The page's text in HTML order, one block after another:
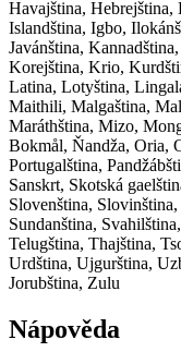
Havajština,
Islandština, Igbo,
Javánština,
Korejština, Krio,
Latina, Lotyština,
Maithili, Malgaština,
Maráthština, Mizo,
Bokmål, Ňandža, Oria,
Portugalština,
Sanskrt, Skotská
Slovenština,
Sundanština,
Telugština, Thajština,
Urdština, Ujgurština,
Jorubština, Zulu
Nápověda